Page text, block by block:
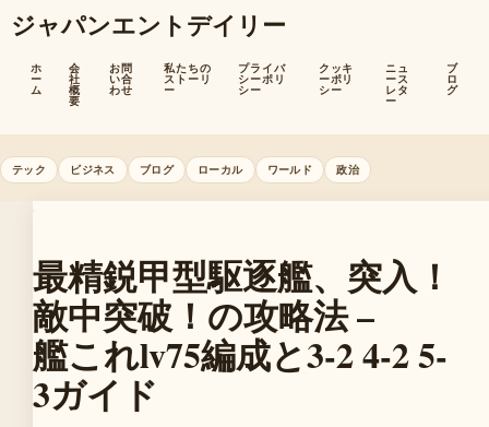
ジャパンエントデイリー
ホ
ー
ム
会
社
概
要
お問
い合
わせ
私たちの
ストーリ
ー
プライバ
シーポリ
シー
クッキ
ーポリ
シー
ニュ
ース
レタ
ー
ブ
ロ
グ
テック ビジネス ブログ ローカル ワールド 政治
最精鋭甲型駆逐艦、突入！
敵中突破！の攻略法 –
艦これlv75編成と3-2 4-2 5-
3ガイド